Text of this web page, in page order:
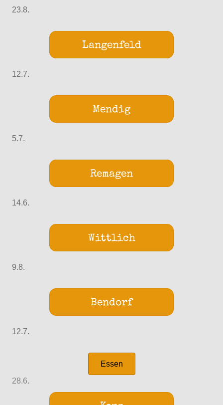
23.8.
Langenfeld
12.7.
Mendig
5.7.
Remagen
14.6.
Wittlich
9.8.
Bendorf
12.7.
Essen
28.6.